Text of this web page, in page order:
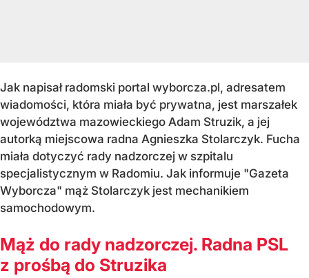
Jak napisał radomski portal wyborcza.pl, adresatem
wiadomości, która miała być prywatna, jest marszałek
województwa mazowieckiego Adam Struzik, a jej
autorką miejscowa radna Agnieszka Stolarczyk. Fucha
miała dotyczyć rady nadzorczej w szpitalu
specjalistycznym w Radomiu. Jak informuje "Gazeta
Wyborcza" mąż Stolarczyk jest mechanikiem
samochodowym.
Mąż do rady nadzorczej. Radna PSL
z prośbą do Struzika